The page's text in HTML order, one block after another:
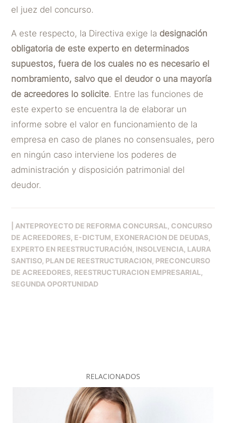
el juez del concurso.
A este respecto, la Directiva exige la designación
obligatoria de este experto en determinados
supuestos, fuera de los cuales no es necesario el
nombramiento, salvo que el deudor o una mayoría
de acreedores lo solicite. Entre las funciones de
este experto se encuentra la de elaborar un
informe sobre el valor en funcionamiento de la
empresa en caso de planes no consensuales, pero
en ningún caso interviene los poderes de
administración y disposición patrimonial del
deudor.
ANTEPROYECTO DE REFORMA CONCURSAL CONCURSO
DE ACREEDORES E-DICTUM EXONERACION DE DEUDAS
EXPERTO EN REESTRUCTURACIÓN INSOLVENCIA LAURA
SANTISO PLAN DE REESTRUCTURACION PRECONCURSO
DE ACREEDORES REESTRUCTURACION EMPRESARIAL
SEGUNDA OPORTUNIDAD
RELACIONADOS